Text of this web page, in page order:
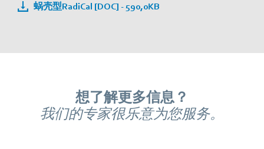
蜗壳型RadiCal [DOC] - 590,0KB
想了解更多信息？
我们的专家很乐意为您服务。